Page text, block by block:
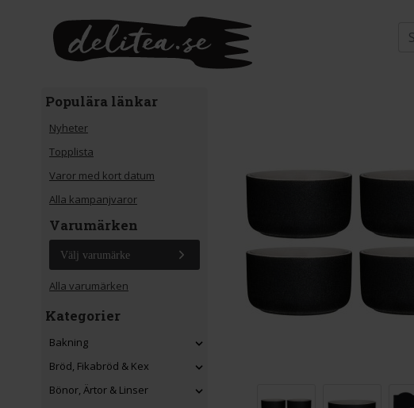
Populära länkar
Nyheter
Topplista
Varor med kort datum
Alla kampanjvaror
Varumärken
Välj varumärke
Alla varumärken
Kategorier
Bakning
Bröd, Fikabröd & Kex
Bönor, Ärtor & Linser